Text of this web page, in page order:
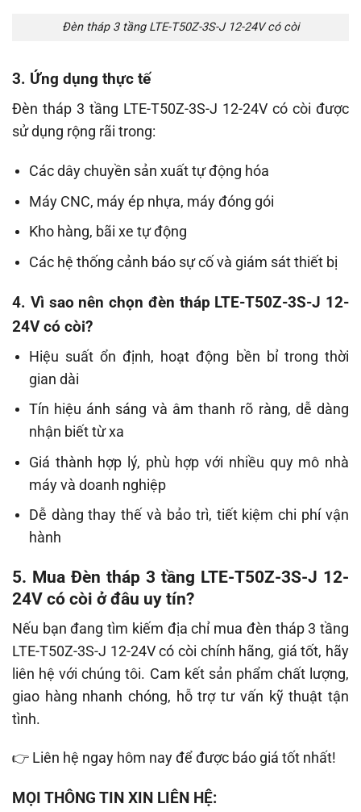
Đèn tháp 3 tầng LTE-T50Z-3S-J 12-24V có còi
3. Ứng dụng thực tế
Đèn tháp 3 tầng LTE-T50Z-3S-J 12-24V có còi được
sử dụng rộng rãi trong:
Các dây chuyền sản xuất tự động hóa
Máy CNC, máy ép nhựa, máy đóng gói
Kho hàng, bãi xe tự động
Các hệ thống cảnh báo sự cố và giám sát thiết bị
4. Vì sao nên chọn đèn tháp LTE-T50Z-3S-J 12-
24V có còi?
Hiệu suất ổn định, hoạt động bền bỉ trong thời
gian dài
Tín hiệu ánh sáng và âm thanh rõ ràng, dễ dàng
nhận biết từ xa
Giá thành hợp lý, phù hợp với nhiều quy mô nhà
máy và doanh nghiệp
Dễ dàng thay thế và bảo trì, tiết kiệm chi phí vận
hành
5. Mua Đèn tháp 3 tầng LTE-T50Z-3S-J 12-
24V có còi ở đâu uy tín?
Nếu bạn đang tìm kiếm địa chỉ mua đèn tháp 3 tầng
LTE-T50Z-3S-J 12-24V có còi chính hãng, giá tốt, hãy
liên hệ với chúng tôi. Cam kết sản phẩm chất lượng,
giao hàng nhanh chóng, hỗ trợ tư vấn kỹ thuật tận
tình.
👉 Liên hệ ngay hôm nay để được báo giá tốt nhất!
MỌI THÔNG TIN XIN LIÊN HỆ: